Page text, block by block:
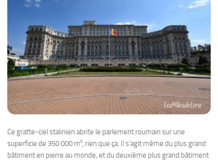
Ce gratte-ciel stalinien abrite le parlement roumain sur une
superficie de 350 000 m², rien que ça. Il s’agit même du plus grand
bâtiment en pierre au monde, et du deuxième plus grand bâtiment